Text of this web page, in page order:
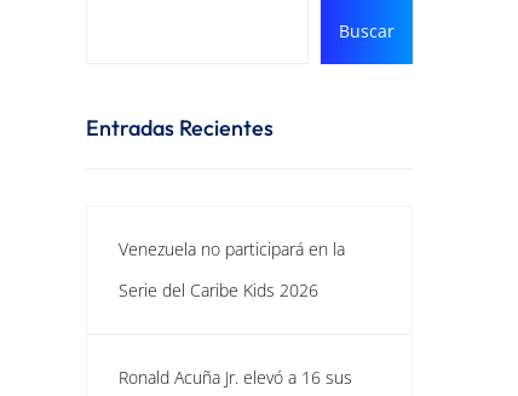
Buscar
Entradas Recientes
Venezuela no participará en la
Serie del Caribe Kids 2026
Ronald Acuña Jr. elevó a 16 sus